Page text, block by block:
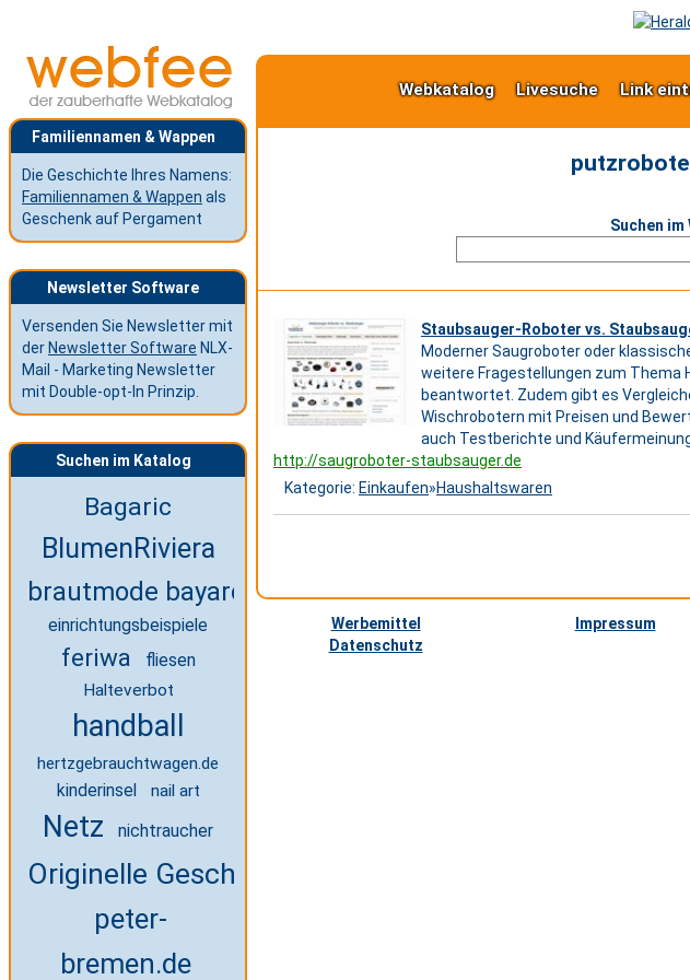
Familiennamen & Wappen
Die Geschichte Ihres Namens:
Familiennamen & Wappen als
Geschenk auf Pergament
Newsletter Software
Versenden Sie Newsletter mit
der Newsletter Software NLX-
Mail - Marketing Newsletter
mit Double-opt-In Prinzip.
Suchen im Katalog
Bagaric
BlumenRiviera
brautmode bayard
einrichtungsbeispiele
feriwa fliesen
Halteverbot
handball
hertzgebrauchtwagen.de
kinderinsel nail art
Netz nichtraucher
Originelle Geschenke
peter-
bremen.de
Webkatalog Livesuche Link
Suchen
Staubsauger-Roboter vs.
Moderner Saugroboter oder
weitere Fragestellungen zum Thema
beantwortet. Zudem gibt es
Wischrobotern mit Preisen und
auch Testberichte und
http://saugroboter-staubsauger.de
Kategorie: Einkaufen»Haushaltswaren
Werbemittel Impressum
Datenschutz